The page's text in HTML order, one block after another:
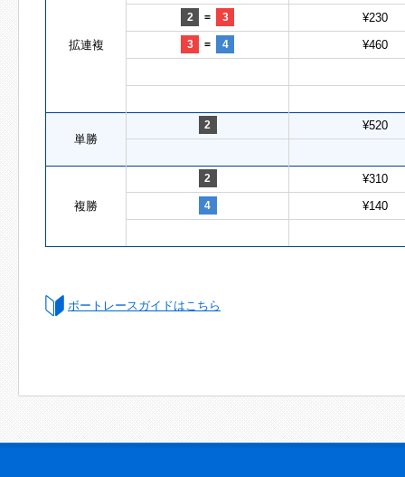
拡連複
2 = 3 ¥230
3 = 4 ¥460
単勝
2 ¥520
複勝
2 ¥310
4 ¥140
ボートレースガイドはこちら